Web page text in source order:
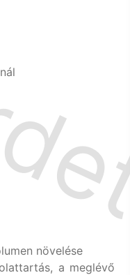
növelése
a meglévő